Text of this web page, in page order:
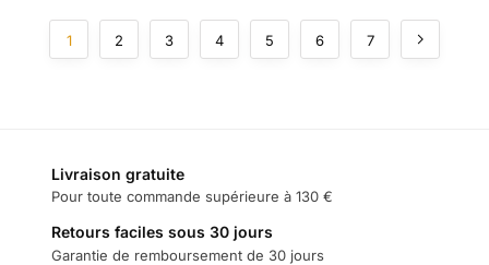
1 2 3 4 5 6 7
Livraison gratuite
Pour toute commande supérieure à 130 €
Retours faciles sous 30 jours
Garantie de remboursement de 30 jours